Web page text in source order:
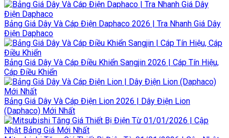
Bảng Giá Dây Và Cáp Điện Daphaco 2026 | Tra Nhanh Giá Dây
Điện Daphaco
Bảng Giá Dây Và Cáp Điều Khiển Sangjin 2026 | Cáp Tín Hiệu,
Cáp Điều Khiển
Bảng Giá Dây Và Cáp Điện Lion 2026 | Dây Điện Lion
(Daphaco) Mới Nhất